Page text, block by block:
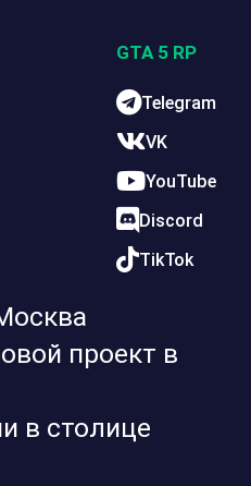
проект в
в столице
GTA 5 RP
Telegram
VK
YouTube
Discord
TikTok